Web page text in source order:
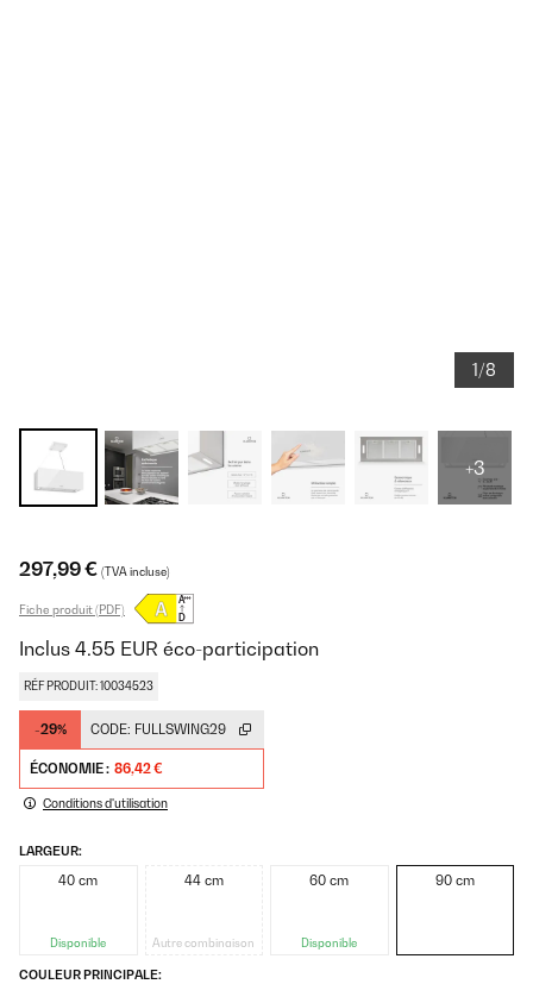
1/8
+3
297,99 € (TVA incluse)
Fiche produit (PDF)
Inclus 4.55 EUR éco-participation
RÉF PRODUIT: 10034523
-29% CODE: FULLSWING29
ÉCONOMIE : 86,42 €
Conditions d'utilisation
LARGEUR:
40 cm
Disponible
44 cm
Autre combinaison
60 cm
Disponible
90 cm
COULEUR PRINCIPALE: